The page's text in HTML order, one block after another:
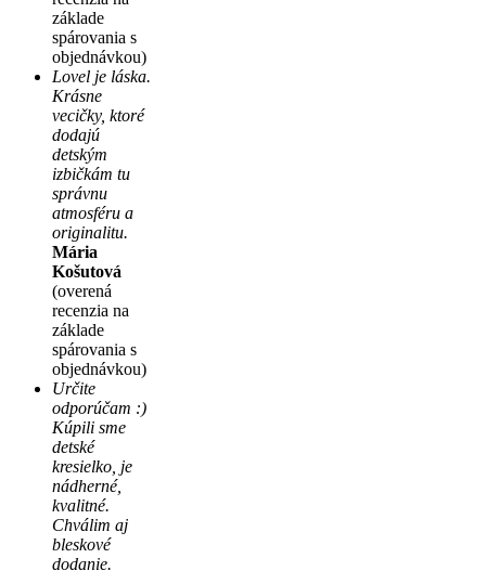
základe
spárovania s
objednávkou)
Lovel je láska.
Krásne
vecičky, ktoré
dodajú
detským
izbičkám tu
správnu
atmosféru a
originalitu.
Mária
Košutová
(overená
recenzia na
základe
spárovania s
objednávkou)
Určite
odporúčam :)
Kúpili sme
detské
kresielko, je
nádherné,
kvalitné.
Chválim aj
bleskové
dodanie.